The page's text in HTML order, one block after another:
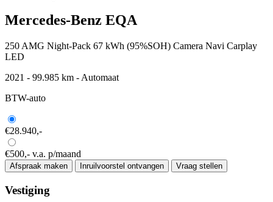
Mercedes-Benz EQA
250 AMG Night-Pack 67 kWh (95%SOH) Camera Navi Carplay
LED
2021 - 99.985 km - Automaat
BTW-auto
€28.940,-
€500,- v.a. p/maand
Afspraak maken Inruilvoorstel ontvangen Vraag stellen
Vestiging